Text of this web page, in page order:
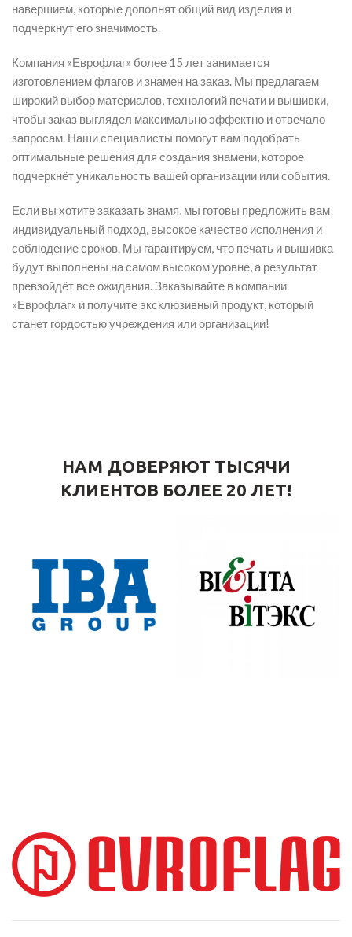
навершием, которые дополнят общий вид изделия и
подчеркнут его значимость.
Компания «Еврофлаг» более 15 лет занимается
изготовлением флагов и знамен на заказ. Мы предлагаем
широкий выбор материалов, технологий печати и вышивки,
чтобы заказ выглядел максимально эффектно и отвечало
запросам. Наши специалисты помогут вам подобрать
оптимальные решения для создания знамени, которое
подчеркнёт уникальность вашей организации или события.
Если вы хотите заказать знамя, мы готовы предложить вам
индивидуальный подход, высокое качество исполнения и
соблюдение сроков. Мы гарантируем, что печать и вышивка
будут выполнены на самом высоком уровне, а результат
превзойдёт все ожидания. Заказывайте в компании
«Еврофлаг» и получите эксклюзивный продукт, который
станет гордостью учреждения или организации!
НАМ ДОВЕРЯЮТ ТЫСЯЧИ
КЛИЕНТОВ БОЛЕЕ 20 ЛЕТ!